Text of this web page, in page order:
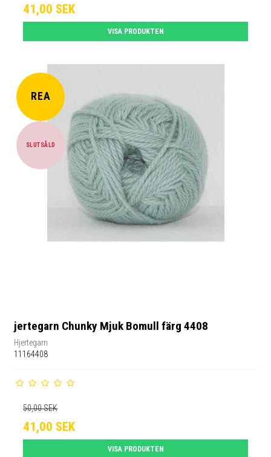
41,00 SEK
VISA PRODUKTEN
REA
SLUTSÅLD
jertegarn Chunky Mjuk Bomull färg 4408
Hjertegarn
11164408
50,00 SEK
41,00 SEK
VISA PRODUKTEN